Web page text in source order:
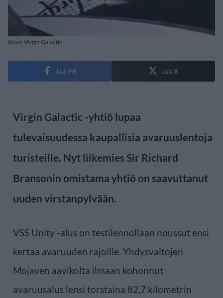
Kuva: Virgin Galactic
Jaa FB Jaa X
Virgin Galactic -yhtiö lupaa
tulevaisuudessa kaupallisia avaruuslentoja
turisteille. Nyt liikemies Sir Richard
Bransonin omistama yhtiö on saavuttanut
uuden virstanpylvään.
VSS Unity -alus on testilennollaan noussut ensi
kertaa avaruuden rajoille. Yhdysvaltojen
Mojaven aavikolta ilmaan kohonnut
avaruusalus lensi torstaina 82,7 kilometrin